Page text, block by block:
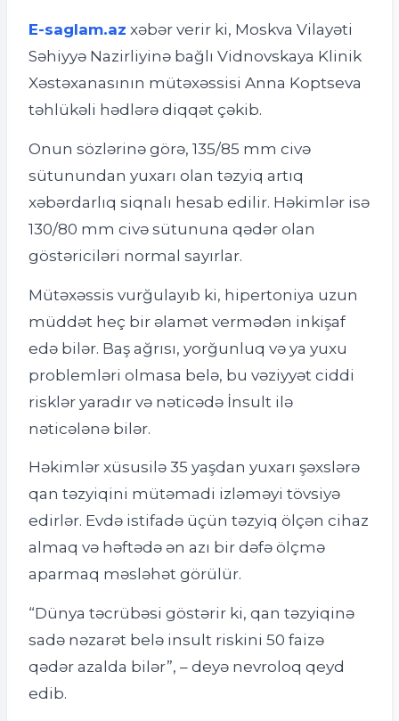
E-saglam.az xəbər verir ki, Moskva Vilayəti
Səhiyyə Nazirliyinə bağlı Vidnovskaya Klinik
Xəstəxanasının mütəxəssisi Anna Koptseva
təhlükəli hədlərə diqqət çəkib.
Onun sözlərinə görə, 135/85 mm civə
sütunundan yuxarı olan təzyiq artıq
xəbərdarlıq siqnalı hesab edilir. Həkimlər isə
130/80 mm civə sütununa qədər olan
göstəriciləri normal sayırlar.
Mütəxəssis vurğulayıb ki, hipertoniya uzun
müddət heç bir əlamət vermədən inkişaf
edə bilər. Baş ağrısı, yorğunluq və ya yuxu
problemləri olmasa belə, bu vəziyyət ciddi
risklər yaradır və nəticədə İnsult ilə
nəticələnə bilər.
Həkimlər xüsusilə 35 yaşdan yuxarı şəxslərə
qan təzyiqini mütəmadi izləməyi tövsiyə
edirlər. Evdə istifadə üçün təzyiq ölçən cihaz
almaq və həftədə ən azı bir dəfə ölçmə
aparmaq məsləhət görülür.
“Dünya təcrübəsi göstərir ki, qan təzyiqinə
sadə nəzarət belə insult riskini 50 faizə
qədər azalda bilər”, – deyə nevroloq qeyd
edib.